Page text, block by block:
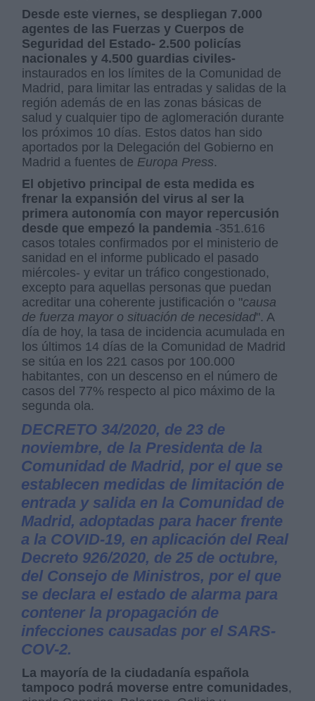
Desde este viernes, se despliegan 7.000
agentes de las Fuerzas y Cuerpos de
Seguridad del Estado- 2.500 policías
nacionales y 4.500 guardias civiles-
instaurados en los límites de la Comunidad de
Madrid, para limitar las entradas y salidas de la
región además de en las zonas básicas de
salud y cualquier tipo de aglomeración durante
los próximos 10 días. Estos datos han sido
aportados por la Delegación del Gobierno en
Madrid a fuentes de Europa Press.
El objetivo principal de esta medida es
frenar la expansión del virus al ser la
primera autonomía con mayor repercusión
desde que empezó la pandemia -351.616
casos totales confirmados por el ministerio de
sanidad en el informe publicado el pasado
miércoles- y evitar un tráfico congestionado,
excepto para aquellas personas que puedan
acreditar una coherente justificación o "causa
de fuerza mayor o situación de necesidad". A
día de hoy, la tasa de incidencia acumulada en
los últimos 14 días de la Comunidad de Madrid
se sitúa en los 221 casos por 100.000
habitantes, con un descenso en el número de
casos del 77% respecto al pico máximo de la
segunda ola.
DECRETO 34/2020, de 23 de
noviembre, de la Presidenta de la
Comunidad de Madrid, por el que se
establecen medidas de limitación de
entrada y salida en la Comunidad de
Madrid, adoptadas para hacer frente
a la COVID-19, en aplicación del Real
Decreto 926/2020, de 25 de octubre,
del Consejo de Ministros, por el que
se declara el estado de alarma para
contener la propagación de
infecciones causadas por el SARS-
COV-2.
La mayoría de la ciudadanía española
tampoco podrá moverse entre comunidades,